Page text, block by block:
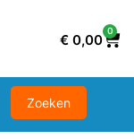
€ 0,00
0